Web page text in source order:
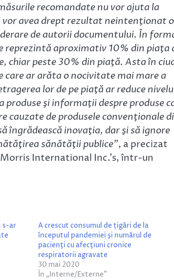
recomandate nu vor ajuta la
vor avea drept rezultat neintenţionat o
de autorii documentului. În
reprezintă aproximativ 10% din piaţa
chiar peste 30% din piaţă. Asta în
ar arăta o nocivitate mai mare a
lor de pe piaţă ar reduce
şi informaţii despre produse
cauzate de produsele convenţionale
îngrădească inovaţia, dar şi să ignore
sănătăţii publice”, a precizat
International Inc.’s, într-un
s-ar
A crescut consumul de țigări de la
începutul pandemiei şi numărul de
pacienţi cu afecţiuni cronice
respiratorii agravate
30 mai 2020
În „Interne/Externe”